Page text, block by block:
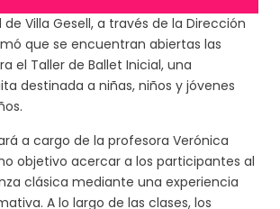
de Villa Gesell, a través de la Dirección
que se encuentran abiertas las
el Taller de Ballet Inicial, una
destinada a niñas, niños y jóvenes
a cargo de la profesora Verónica
objetivo acercar a los participantes al
clásica mediante una experiencia
A lo largo de las clases, los